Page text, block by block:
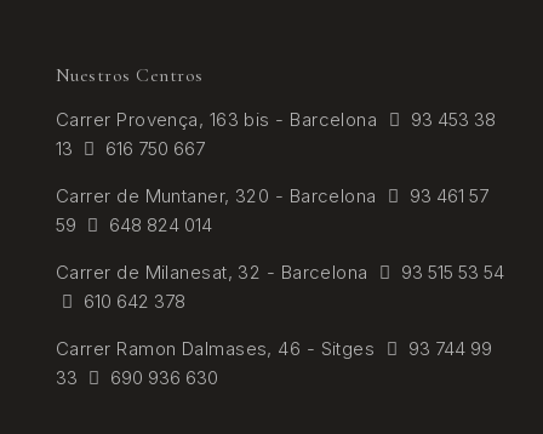
Nuestros Centros
Carrer Provença, 163 bis - Barcelona
93 453 38
13
616 750 667
Carrer de Muntaner, 320 - Barcelona
93 461 57
59
648 824 014
Carrer de Milanesat, 32 - Barcelona
93 515 53 54
610 642 378
Carrer Ramon Dalmases, 46 - Sitges
93 744 99
33
690 936 630